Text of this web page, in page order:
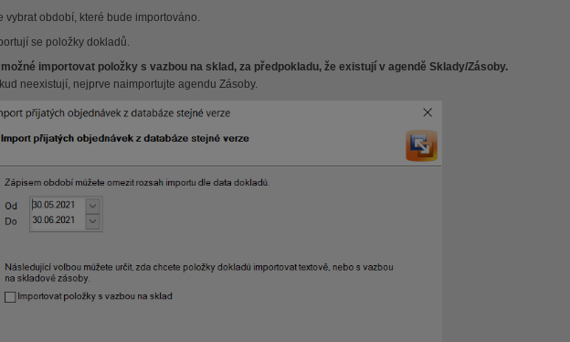
vybrat období, které bude importováno.
se položky dokladů.
importovat položky s vazbou na sklad, za předpokladu, že existují v agendě Sklady/Zásoby.
neexistují, nejprve naimportujte agendu Zásoby.